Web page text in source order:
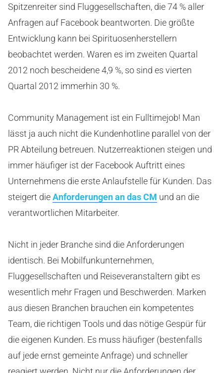
Spitzenreiter sind Fluggesellschaften, die 74 % aller
Anfragen auf Facebook beantworten. Die größte
Entwicklung kann bei Spirituosenherstellern
beobachtet werden. Waren es im zweiten Quartal
2012 noch bescheidene 4,9 %, so sind es vierten
Quartal 2012 immerhin 30 %.
Community Management ist ein Fulltimejob! Man
lässt ja auch nicht die Kundenhotline parallel von der
PR Abteilung betreuen. Nutzerreaktionen steigen und
immer häufiger ist der Facebook Auftritt eines
Unternehmens die erste Anlaufstelle für Kunden. Das
steigert dieAnforderungen an das CM und an die
verantwortlichen Mitarbeiter.
Nicht in jeder Branche sind die Anforderungen
identisch. Bei Mobilfunkunternehmen,
Fluggesellschaften und Reiseveranstaltern gibt es
wesentlich mehr Fragen und Beschwerden. Marken
aus diesen Branchen brauchen ein kompetentes
Team, die richtigen Tools und das nötige Gespür für
die eigenen Kunden. Es muss häufiger (bestenfalls
auf jede ernst gemeinte Anfrage) und schneller